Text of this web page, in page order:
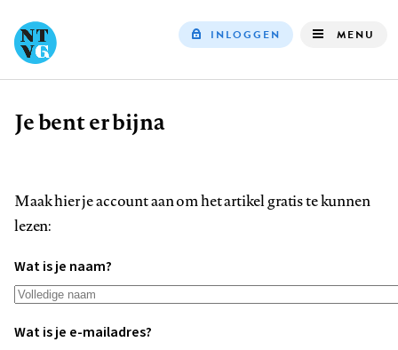
INLOGGEN MENU
Kruimelpad
Je bent er bijna
Maak hier je account aan om het artikel gratis te kunnen
lezen:
Wat is je naam?
Wat is je e-mailadres?